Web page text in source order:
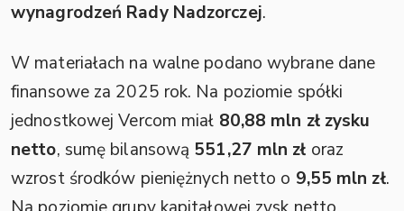
wynagrodzeń Rady Nadzorczej.
W materiałach na walne podano wybrane dane
finansowe za 2025 rok. Na poziomie spółki
jednostkowej Vercom miał 80,88 mln zł zysku
netto, sumę bilansową 551,27 mln zł oraz
wzrost środków pieniężnych netto o 9,55 mln zł.